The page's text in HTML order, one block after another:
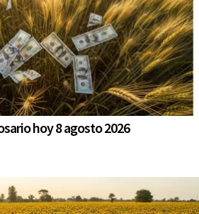
hoy 8 agosto 2026